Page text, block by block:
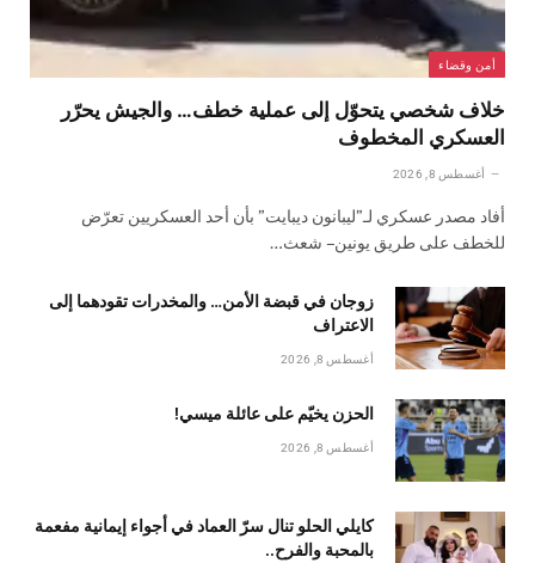
أمن وقضاء
خلاف شخصي يتحوّل إلى عملية خطف… والجيش يحرّر
العسكري المخطوف
أغسطس 8, 2026
أفاد مصدر عسكري لـ”ليبانون ديبايت” بأن أحد العسكريين تعرّض
للخطف على طريق يونين – شعث…
زوجان في قبضة الأمن… والمخدرات تقودهما إلى
الاعتراف
أغسطس 8, 2026
الحزن يخيّم على عائلة ميسي!
أغسطس 8, 2026
كايلي الحلو تنال سرّ العماد في أجواء إيمانية مفعمة
بالمحبة والفرح..